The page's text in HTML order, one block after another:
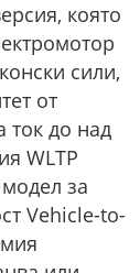
която
сили,
от
ток до над
WLTP
за
Vehicle-to-